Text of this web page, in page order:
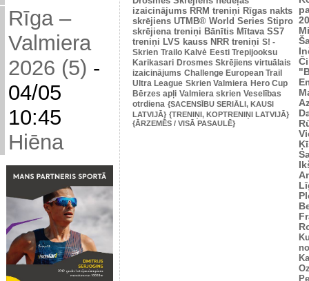
Rīga –
Valmiera
2026 (5) -
04/05
10:45
Hiēna
izaicinājums RRM treniņi Rīgas nakts
skrējiens UTMB® World Series Stipro
skrējiena treniņi Bānītis Mītava SS7
treniņi LVS kauss NRR treniņi S! -
Skrien Trailo Kalvė Eesti Trepijooksu
Karikasari Drosmes Skrējiens virtuālais
izaicinājums Challenge European Trail
Ultra League Skrien Valmiera Hero Cup
Bērzes apļi Valmiera skrien Veselības
otrdiena {SACENSĪBU SERIĀLI, KAUSI
LATVIJĀ} {TRENIŅI, KOPTRENIŅI LATVIJĀ}
{ĀRZEMĒS / VISĀ PASAULĒ}